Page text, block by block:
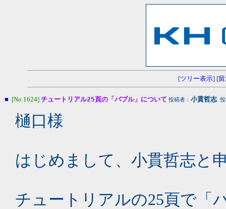
[ツリー表示] [留
■ [No.1624] チュートリアル25頁の「バブル」について 投稿者： 小貫哲志
樋口様
はじめまして、小貫哲志と
チュートリアルの25頁で「